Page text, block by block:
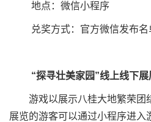
地点：微信小程序
兑奖方式：官方微信发布名
“探寻壮美家园”线上线下展
游戏以展示八桂大地繁荣团
展览的游客可以通过小程序进入